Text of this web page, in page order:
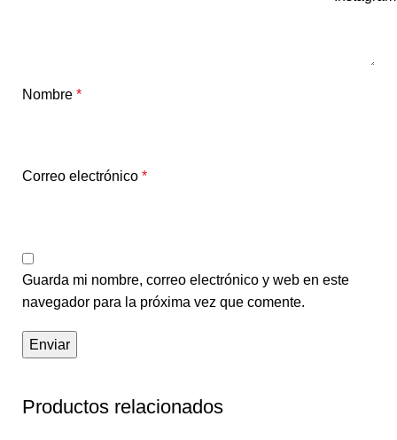
Nombre *
Correo electrónico *
Guarda mi nombre, correo electrónico y web en este
navegador para la próxima vez que comente.
Productos relacionados